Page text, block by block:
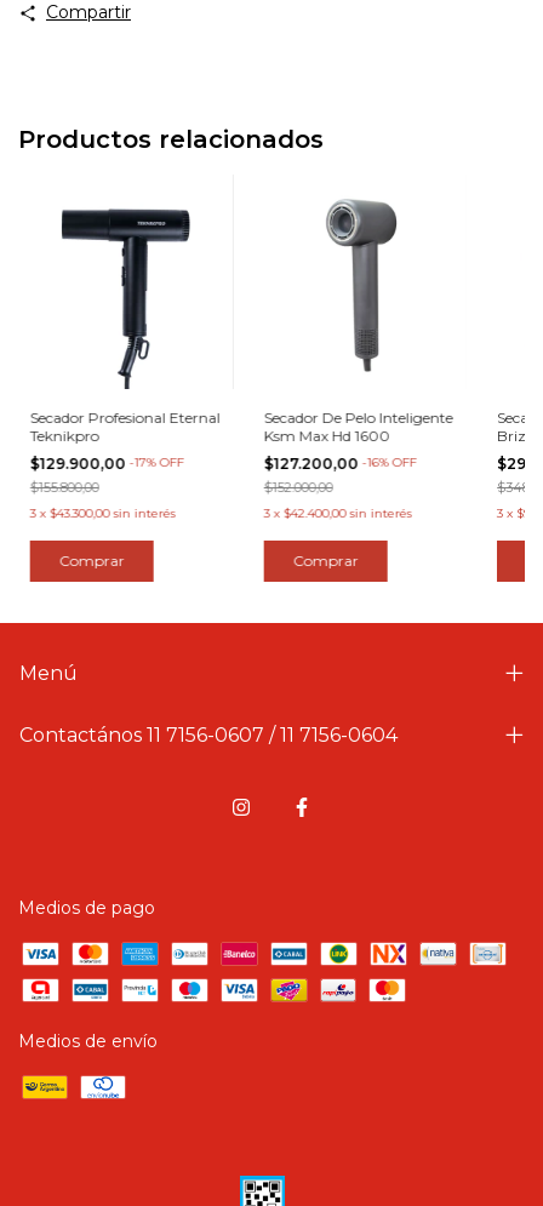
Compartir
Productos relacionados
Secador Profesional Eternal
Teknikpro
$129.900,00 -17%OFF
$155.800,00
3 x $43.300,00 sin interés
Secador De Pelo Inteligente
Ksm Max Hd 1600
$127.200,00 -16%OFF
$152.000,00
3 x $42.400,00 sin interés
Comprar
Briza
3 x
Menú
Contactános 11 7156-0607 / 11 7156-0604
Medios de pago
Medios de envío